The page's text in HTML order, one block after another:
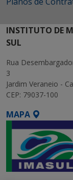
INSTITUTO DE
SUL
Rua
3
Jardim Veraneio -
CEP: 79037-100
MAPA